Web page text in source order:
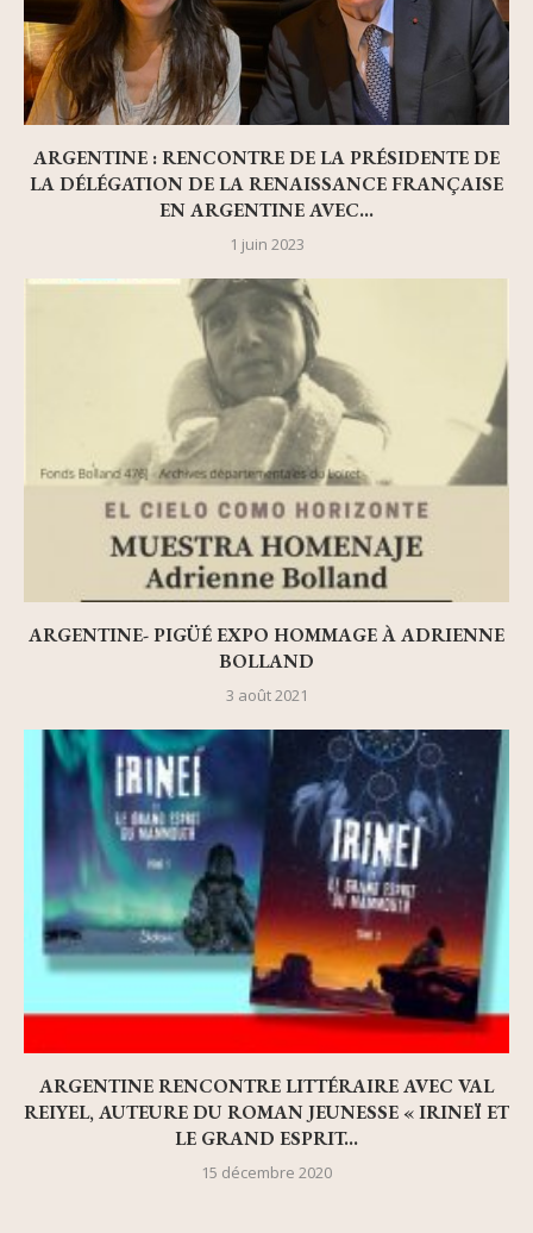
ARGENTINE : RENCONTRE DE LA PRÉSIDENTE DE
LA DÉLÉGATION DE LA RENAISSANCE FRANÇAISE
EN ARGENTINE AVEC...
1 juin 2023
ARGENTINE- PIGÜÉ EXPO HOMMAGE À ADRIENNE
BOLLAND
3 août 2021
ARGENTINE RENCONTRE LITTÉRAIRE AVEC VAL
REIYEL, AUTEURE DU ROMAN JEUNESSE « IRINEÏ ET
LE GRAND ESPRIT...
15 décembre 2020